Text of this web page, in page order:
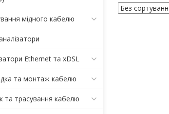
мідного кабелю
Ethernet та xDSL
та монтаж кабелю
та трасування кабелю